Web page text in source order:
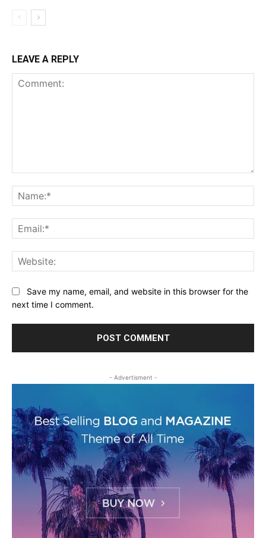
LEAVE A REPLY
Save my name, email, and website in this browser for the
next time I comment.
- Advertisment -